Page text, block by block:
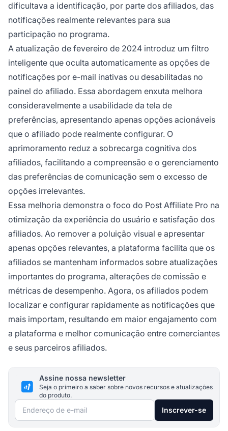
dificultava a identificação, por parte dos afiliados, das
notificações realmente relevantes para sua
participação no programa.
A atualização de fevereiro de 2024 introduz um filtro
inteligente que oculta automaticamente as opções de
notificações por e-mail inativas ou desabilitadas no
painel do afiliado. Essa abordagem enxuta melhora
consideravelmente a usabilidade da tela de
preferências, apresentando apenas opções acionáveis
que o afiliado pode realmente configurar. O
aprimoramento reduz a sobrecarga cognitiva dos
afiliados, facilitando a compreensão e o gerenciamento
das preferências de comunicação sem o excesso de
opções irrelevantes.
Essa melhoria demonstra o foco do Post Affiliate Pro na
otimização da experiência do usuário e satisfação dos
afiliados. Ao remover a poluição visual e apresentar
apenas opções relevantes, a plataforma facilita que os
afiliados se mantenham informados sobre atualizações
importantes do programa, alterações de comissão e
métricas de desempenho. Agora, os afiliados podem
localizar e configurar rapidamente as notificações que
mais importam, resultando em maior engajamento com
a plataforma e melhor comunicação entre comerciantes
e seus parceiros afiliados.
Assine nossa newsletter
Seja o primeiro a saber sobre novos recursos e atualizações
do produto.
Endereço de e-mail Inscrever-se